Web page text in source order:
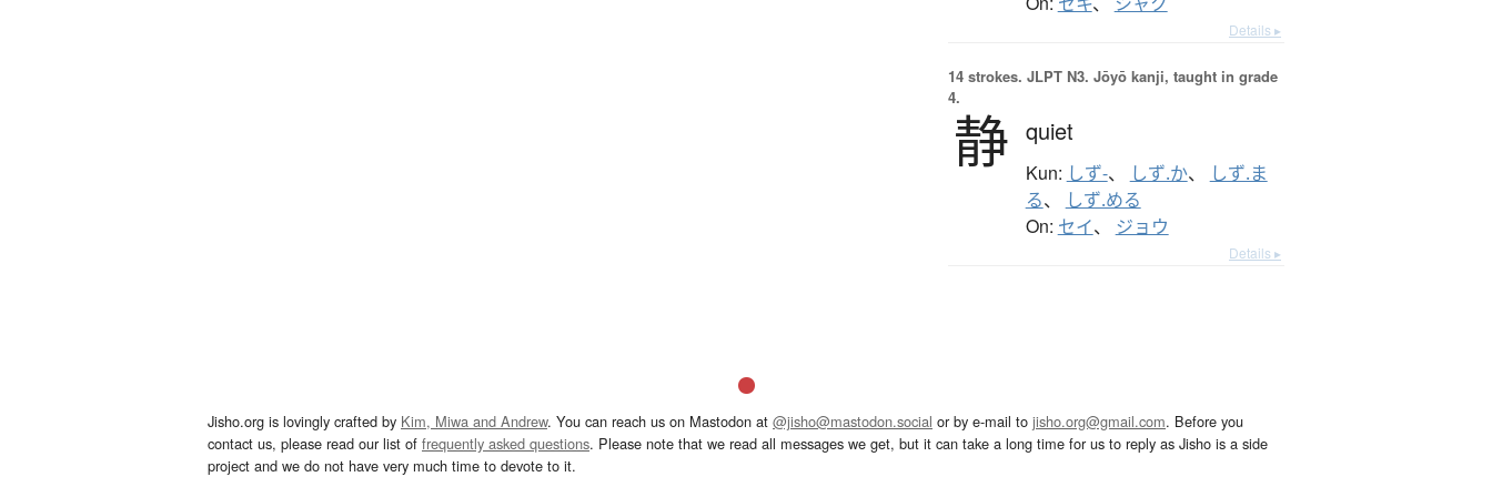
Details ▸
14 strokes. JLPT N3. Jōyō kanji, taught in grade
4.
静 quiet
Kun: しず-、 しず.か、
しず.ま
る、 しず.める
On: セイ、 ジョウ
Details ▸
Jisho.org is lovingly crafted by Kim, Miwa and Andrew. You can reach us on Mastodon at @jisho@mastodon.social or by e-mail to jisho.org@gmail.com. Before you
contact us, please read our list of frequently asked questions. Please note that we read all messages we get, but it can take a long time for us to reply as Jisho is a side
project and we do not have very much time to devote to it.